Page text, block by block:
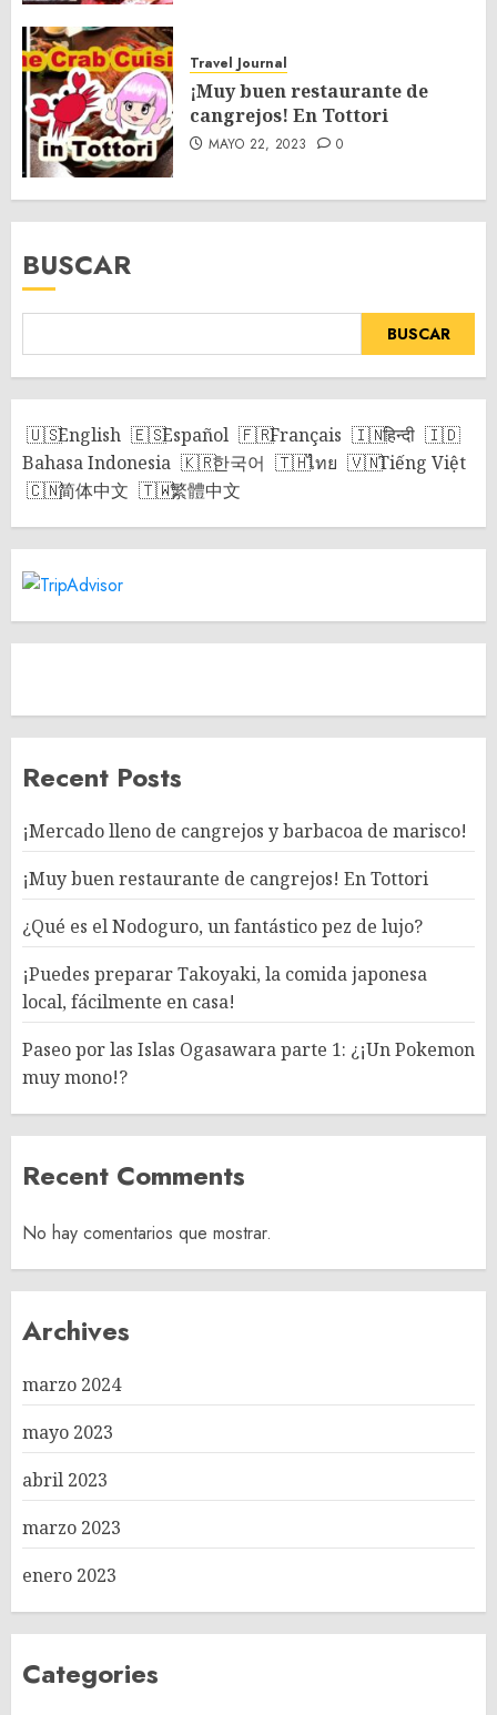
Travel Journal
¡Muy buen restaurante de
cangrejos! En Tottori
MAYO 22, 2023 0
BUSCAR
BUSCAR
English Español Français
हिन्दी
Bahasa Indonesia
한국어 ไทย
Tiếng Việt
简体中文
繁體中文
Recent Posts
¡Mercado lleno de cangrejos y barbacoa de marisco!
¡Muy buen restaurante de cangrejos! En Tottori
¿Qué es el Nodoguro, un fantástico pez de lujo?
¡Puedes preparar Takoyaki, la comida japonesa
local, fácilmente en casa!
Paseo por las Islas Ogasawara parte 1: ¿¡Un Pokemon
muy mono!?
Recent Comments
No hay comentarios que mostrar.
Archives
marzo 2024
mayo 2023
abril 2023
marzo 2023
enero 2023
Categories